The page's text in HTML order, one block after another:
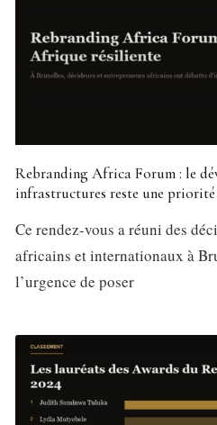
Rebranding Africa Forum : le
infrastructures reste une
Ce rendez-vous a réuni des
africains et internationaux à
l’urgence de poser